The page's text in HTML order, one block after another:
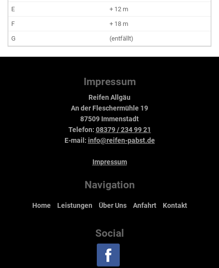
+ 12 m
+ 18 m
(entfällt)
Impressum
Reifen Allgäu
An der Fleschermühle 19
87509 Immenstadt
Telefon: 08379 / 234 99 21
E-mail: info@reifen-pabst.de
Impressum
Navigation
Home Leistungen Über Uns Anfahrt Kontakt
Social